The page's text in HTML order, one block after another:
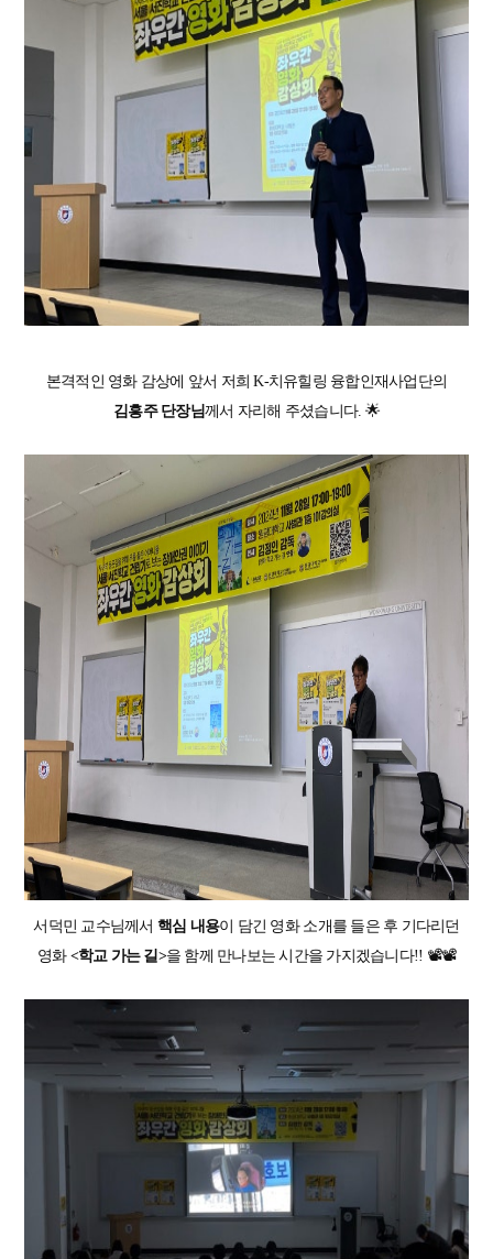
본격적인 영화 감상에 앞서 저희 K-치유힐링 융합인재사업단의
김흥주 단장님께서 자리해 주셨습니다. 🌟
서덕민 교수님께서 핵심 내용이 담긴 영화 소개를 들은 후 기다리던
영화 <학교 가는 길>을 함께 만나보는 시간을 가지겠습니다!! 📽️📽️